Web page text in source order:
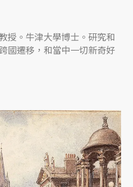
授。牛津大學博士。研究和
國遷移，和當中一切新奇好